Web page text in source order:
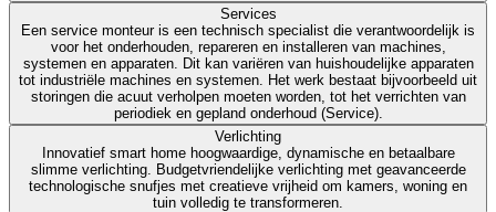
Services
Een service monteur is een technisch specialist die verantwoordelijk is
voor het onderhouden, repareren en installeren van machines,
systemen en apparaten. Dit kan variëren van huishoudelijke apparaten
tot industriële machines en systemen. Het werk bestaat bijvoorbeeld uit
storingen die acuut verholpen moeten worden, tot het verrichten van
periodiek en gepland onderhoud (Service).
Verlichting
Innovatief smart home hoogwaardige, dynamische en betaalbare
slimme verlichting. Budgetvriendelijke verlichting met geavanceerde
technologische snufjes met creatieve vrijheid om kamers, woning en
tuin volledig te transformeren.